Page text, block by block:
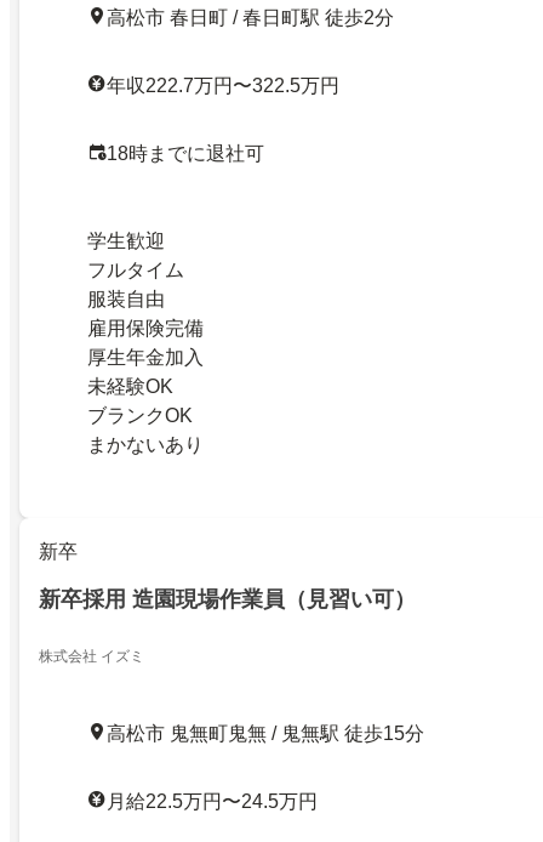
高松市 春日町 / 春日町駅 徒歩2分
年収222.7万円〜322.5万円
18時までに退社可
学生歓迎
フルタイム
服装自由
雇用保険完備
厚生年金加入
未経験OK
ブランクOK
まかないあり
新卒
新卒採用 造園現場作業員（見習い可）
株式会社 イズミ
高松市 鬼無町鬼無 / 鬼無駅 徒歩15分
月給22.5万円〜24.5万円